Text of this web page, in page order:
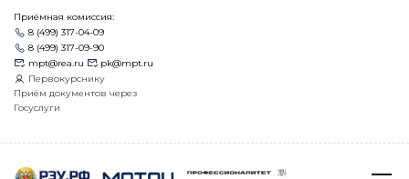
Приёмная комиссия:
8 (499) 317-04-09
8 (499) 317-09-90
mpt@rea.ru
pk@mpt.ru
Первокурснику
Приём документов через
Госуслуги